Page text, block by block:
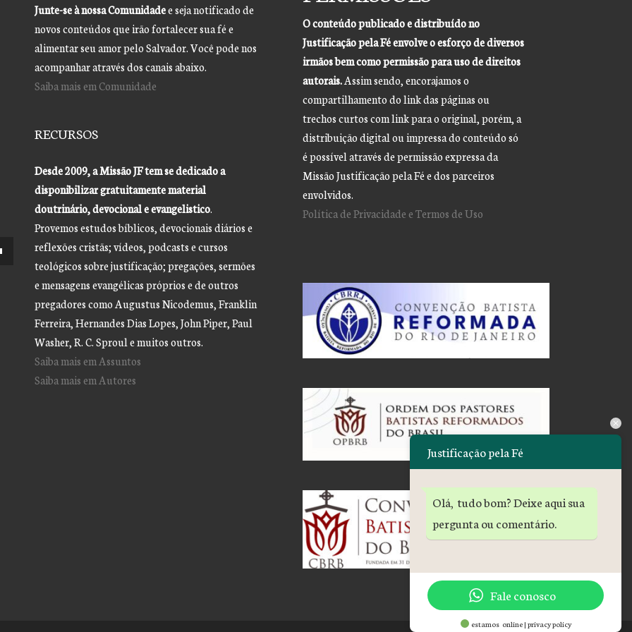
Junte-se à nossa Comunidadee seja notificado de
novos conteúdos que irão fortalecer sua fé e
alimentar seu amor pelo Salvador. Você pode nos
acompanhar através dos canais abaixo.
Saiba mais em Comunidade
RECURSOS
Desde 2009, a Missão JF tem se dedicado a
disponibilizar gratuitamente material
doutrinário, devocional e evangelistico.
Provemos estudos bíblicos, devocionais diários e
reflexões cristãs; vídeos, podcasts e cursos
teológicos sobre justificação; pregações, sermões
e mensagens evangélicas próprios e de outros
pregadores como Augustus Nicodemus, Franklin
Ferreira, Hernandes Dias Lopes, John Piper, Paul
Washer, R. C. Sproul e muitos outros.
Saiba mais em Assuntos
Saiba mais em Autores
O conteúdo publicado e distribuído no
Justificação pela Fé envolve o esforço de diversos
irmãos bem como permissão para uso de direitos
autorais.Assim sendo, encorajamos o
compartilhamento do link das páginas ou
trechos curtos com link para o original, porém, a
distribuição digital ou impressa do conteúdo só
é possível através de permissão expressa da
Missão Justificação pela Fé e dos parceiros
envolvidos.
Política de Privacidade e Termos de Uso
Justificação pela Fé
Olá, tudo bom? Deixe aqui sua
pergunta ou comentário.
Fale conosco
estamos online | privacy policy